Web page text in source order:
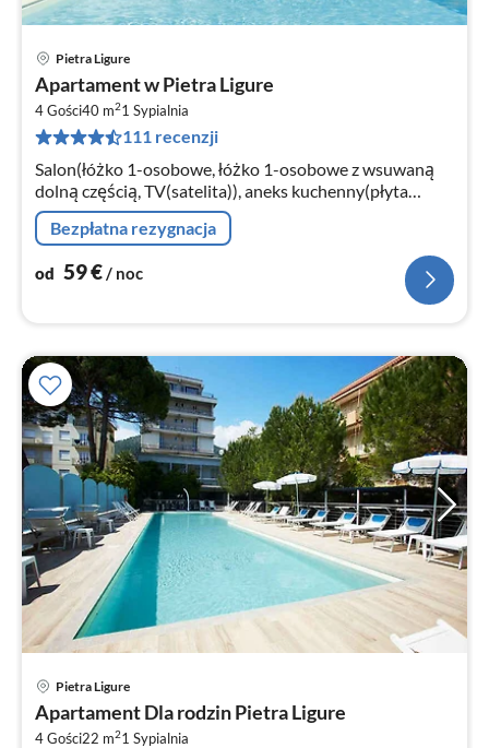
Pietra Ligure
Apartament w Pietra Ligure
4 Gości40 m21 Sypialnia
111 recenzji
Salon(łóżko 1-osobowe, łóżko 1-osobowe z wsuwaną
dolną częścią, TV(satelita)), aneks kuchenny(płyta
grzewcza(2 palniki, gaz), kuchenka mikrofalowa,
lodówko-zamrażarka)
Bezpłatna rezygnacja
od 59€ / noc
Pietra Ligure
Apartament Dla rodzin Pietra Ligure
4 Gości22 m21 Sypialnia